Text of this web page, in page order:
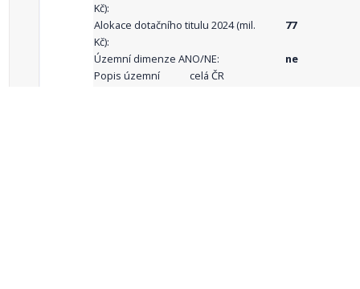
Kč):
Alokace dotačního titulu 2024 (mil.
Kč):
77
Územní dimenze ANO/NE:
ne
Popis územní
celá ČR